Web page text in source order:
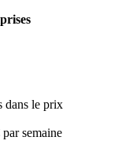
dans le prix
semaine